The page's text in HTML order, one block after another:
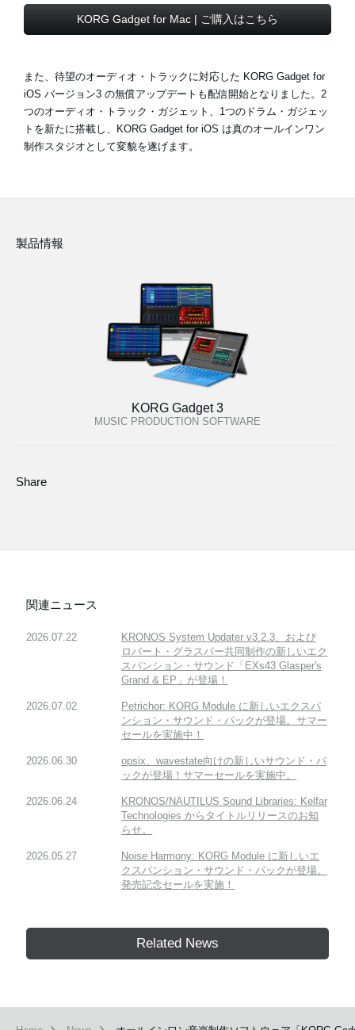
KORG Gadget for Mac | ご購入はこちら
また、待望のオーディオ・トラックに対応した KORG Gadget for
iOS バージョン3 の無償アップデートも配信開始となりました。2
つのオーディオ・トラック・ガジェット、1つのドラム・ガジェッ
トを新たに搭載し、KORG Gadget for iOS は真のオールインワン
制作スタジオとして変貌を遂げます。
製品情報
KORG Gadget 3
MUSIC PRODUCTION SOFTWARE
Share
関連ニュース
2026.07.22
KRONOS System Updater v3.2.3、および
ロバート・グラスパー共同制作の新しいエク
スパンション・サウンド「EXs43 Glasper's
Grand & EP」が登場！
2026.07.02
Petrichor: KORG Module に新しいエクスパ
ンション・サウンド・パックが登場。サマー
セールを実施中！
2026.06.30
opsix、wavestate向けの新しいサウンド・パ
ックが登場！サマーセールを実施中。
2026.06.24
KRONOS/NAUTILUS Sound Libraries: Kelfar
Technologies からタイトルリリースのお知
らせ。
2026.05.27
Noise Harmony: KORG Module に新しいエ
クスパンション・サウンド・パックが登場。
発売記念セールを実施！
Related News